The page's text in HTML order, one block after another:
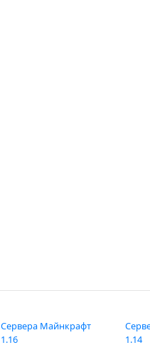
Сервера Майнкрафт
1.16
1.14